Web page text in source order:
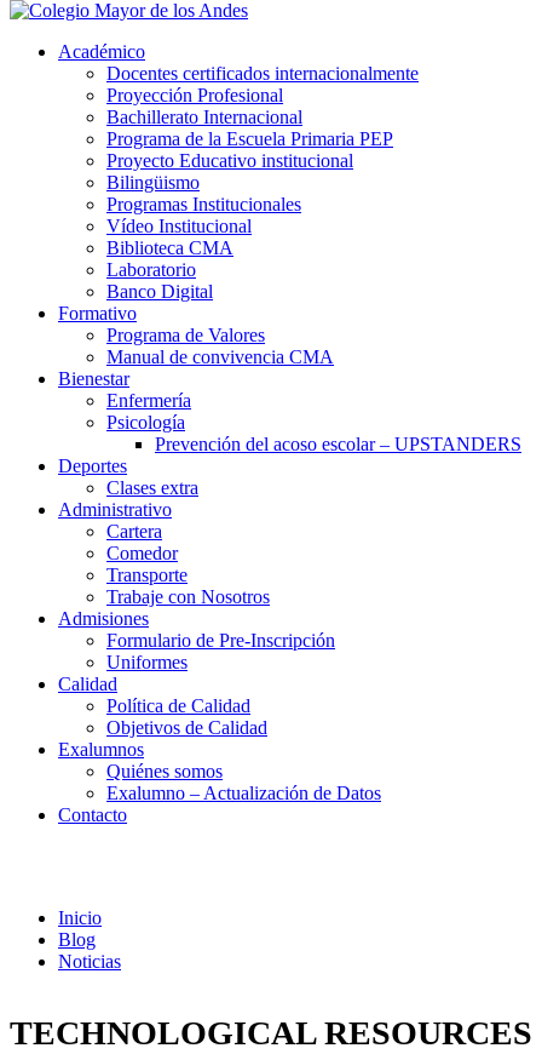
Académico
Docentes certificados internacionalmente
Proyección Profesional
Bachillerato Internacional
Programa de la Escuela Primaria PEP
Proyecto Educativo institucional
Bilingüismo
Programas Institucionales
Vídeo Institucional
Biblioteca CMA
Laboratorio
Banco Digital
Formativo
Programa de Valores
Manual de convivencia CMA
Bienestar
Enfermería
Psicología
Prevención del acoso escolar – UPSTANDERS
Deportes
Clases extra
Administrativo
Cartera
Comedor
Transporte
Trabaje con Nosotros
Admisiones
Formulario de Pre-Inscripción
Uniformes
Calidad
Política de Calidad
Objetivos de Calidad
Exalumnos
Quiénes somos
Exalumno – Actualización de Datos
Contacto
Inicio
Blog
Noticias
TECHNOLOGICAL RESOURCES